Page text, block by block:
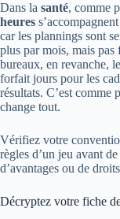
Dans la santé, comme
heures
car les plannings sont
plus par mois, mais
bureaux, en revanche,
forfait jours pour les
résultats. C’est comme
change tout.
Vérifiez votre
règles d’un jeu avant
d’avantages ou de
Décryptez votre fiche